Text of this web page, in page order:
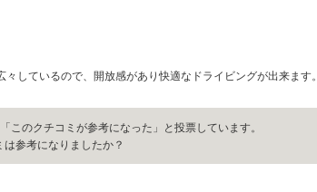
々しているので、開放感があり快適なドライビングが出来ます。
このクチコミが参考になった」と投票しています。
は参考になりましたか？